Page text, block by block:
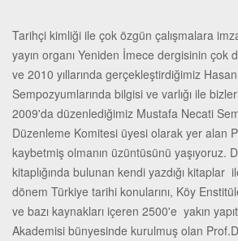
Tarihçi kimliği ile çok özgün çalışmalara
yayın organı Yeniden İmece dergisinin çok
ve 2010 yıllarında gerçekleştirdiğimiz
Sempozyumlarında bilgisi ve varlığı ile
2009'da düzenlediğimiz Mustafa Necati
Düzenleme Komitesi üyesi olarak yer alan
kaybetmiş olmanın üzüntüsünü yaşıyoruz.
kitaplığında bulunan kendi yazdığı kitaplar
dönem Türkiye tarihi konularını, Köy
ve bazı kaynakları içeren 2500'e yakın
Akademisi bünyesinde kurulmuş olan